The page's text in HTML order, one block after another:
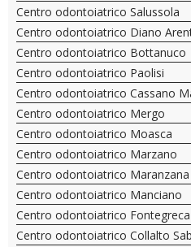
Centro odontoiatrico Salussola
Centro odontoiatrico Diano
Centro odontoiatrico Bottanuco
Centro odontoiatrico Paolisi
Centro odontoiatrico Cassano
Centro odontoiatrico Mergo
Centro odontoiatrico Moasca
Centro odontoiatrico Marzano
Centro odontoiatrico Maranzana
Centro odontoiatrico Manciano
Centro odontoiatrico Fontegreca
Centro odontoiatrico Collalto